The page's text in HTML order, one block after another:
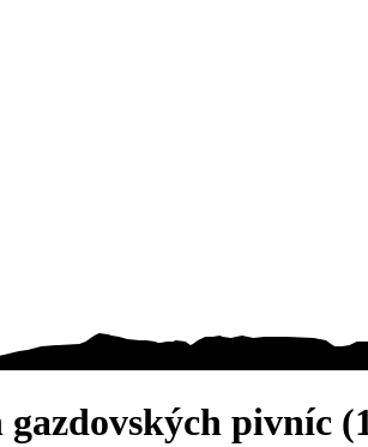
pivníc